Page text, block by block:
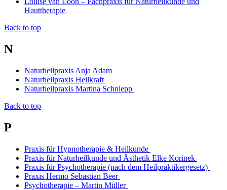
Hauttherapie
Back to top
N
Naturheilpraxis Anja Adam
Naturheilpraxis Heilkraft
Naturheilpraxis Martina Schniepp
Back to top
P
Praxis für Hypnotherapie & Heilkunde
Praxis für Naturheilkunde und Ästhetik Elke Korinek
Praxis für Psychotherapie (nach dem Heilpraktikergesetz)
Praxis Hermo Sebastian Beer
Psychotherapie – Martin Müller